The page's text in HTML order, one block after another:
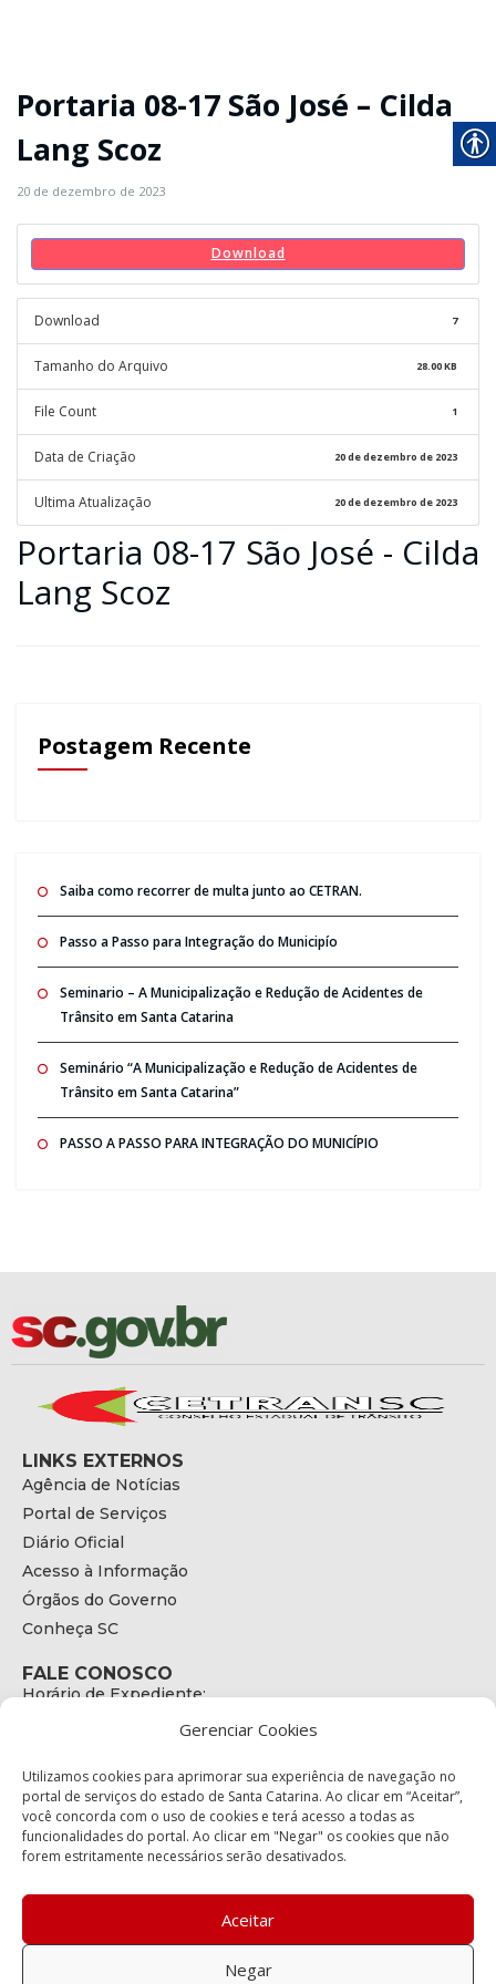
Gerenciar Cookies
Utilizamos cookies para aprimorar sua experiência de navegação no
portal de serviços do estado de Santa Catarina. Ao clicar em “Aceitar”,
você concorda com o uso de cookies e terá acesso a todas as
funcionalidades do portal. Ao clicar em "Negar" os cookies que não
forem estritamente necessários serão desativados.
Aceitar
Negar
Portaria 08-17 São José – Cilda
Lang Scoz
20 de dezembro de 2023
Download
Download 7
Tamanho do Arquivo 28.00 KB
File Count 1
Data de Criação 20 de dezembro de 2023
Ultima Atualização 20 de dezembro de 2023
Portaria 08-17 São José - Cilda
Lang Scoz
Postagem Recente
Saiba como recorrer de multa junto ao CETRAN.
Passo a Passo para Integração do Municipío
Seminario – A Municipalização e Redução de Acidentes de
Trânsito em Santa Catarina
Seminário “A Municipalização e Redução de Acidentes de
Trânsito em Santa Catarina”
PASSO A PASSO PARA INTEGRAÇÃO DO MUNICÍPIO
LINKS EXTERNOS
Agência de Notícias
Portal de Serviços
Diário Oficial
Acesso à Informação
Órgãos do Governo
Conheça SC
FALE CONOSCO
Horário de Expediente:
E-mail:
secretariaexecutiva@cetran.sc.gov.br
ENDEREÇO
Endereço:
Bairro:
Coqueiros, Florianópolis SC
88.080-160